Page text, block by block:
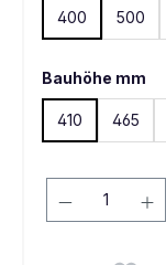
400 500
Bauhöhe mm
410 465